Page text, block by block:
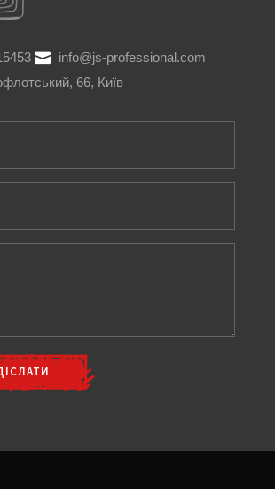
info@js-professional.com
66, Київ